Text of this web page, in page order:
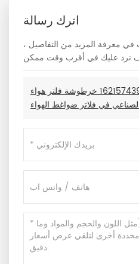
اترك رسالة
في معرفة المزيد من التفاصيل ،
1621009499 1621574399 خرطوشة فلتر هواء
في فلاتر ضواغط الهواء